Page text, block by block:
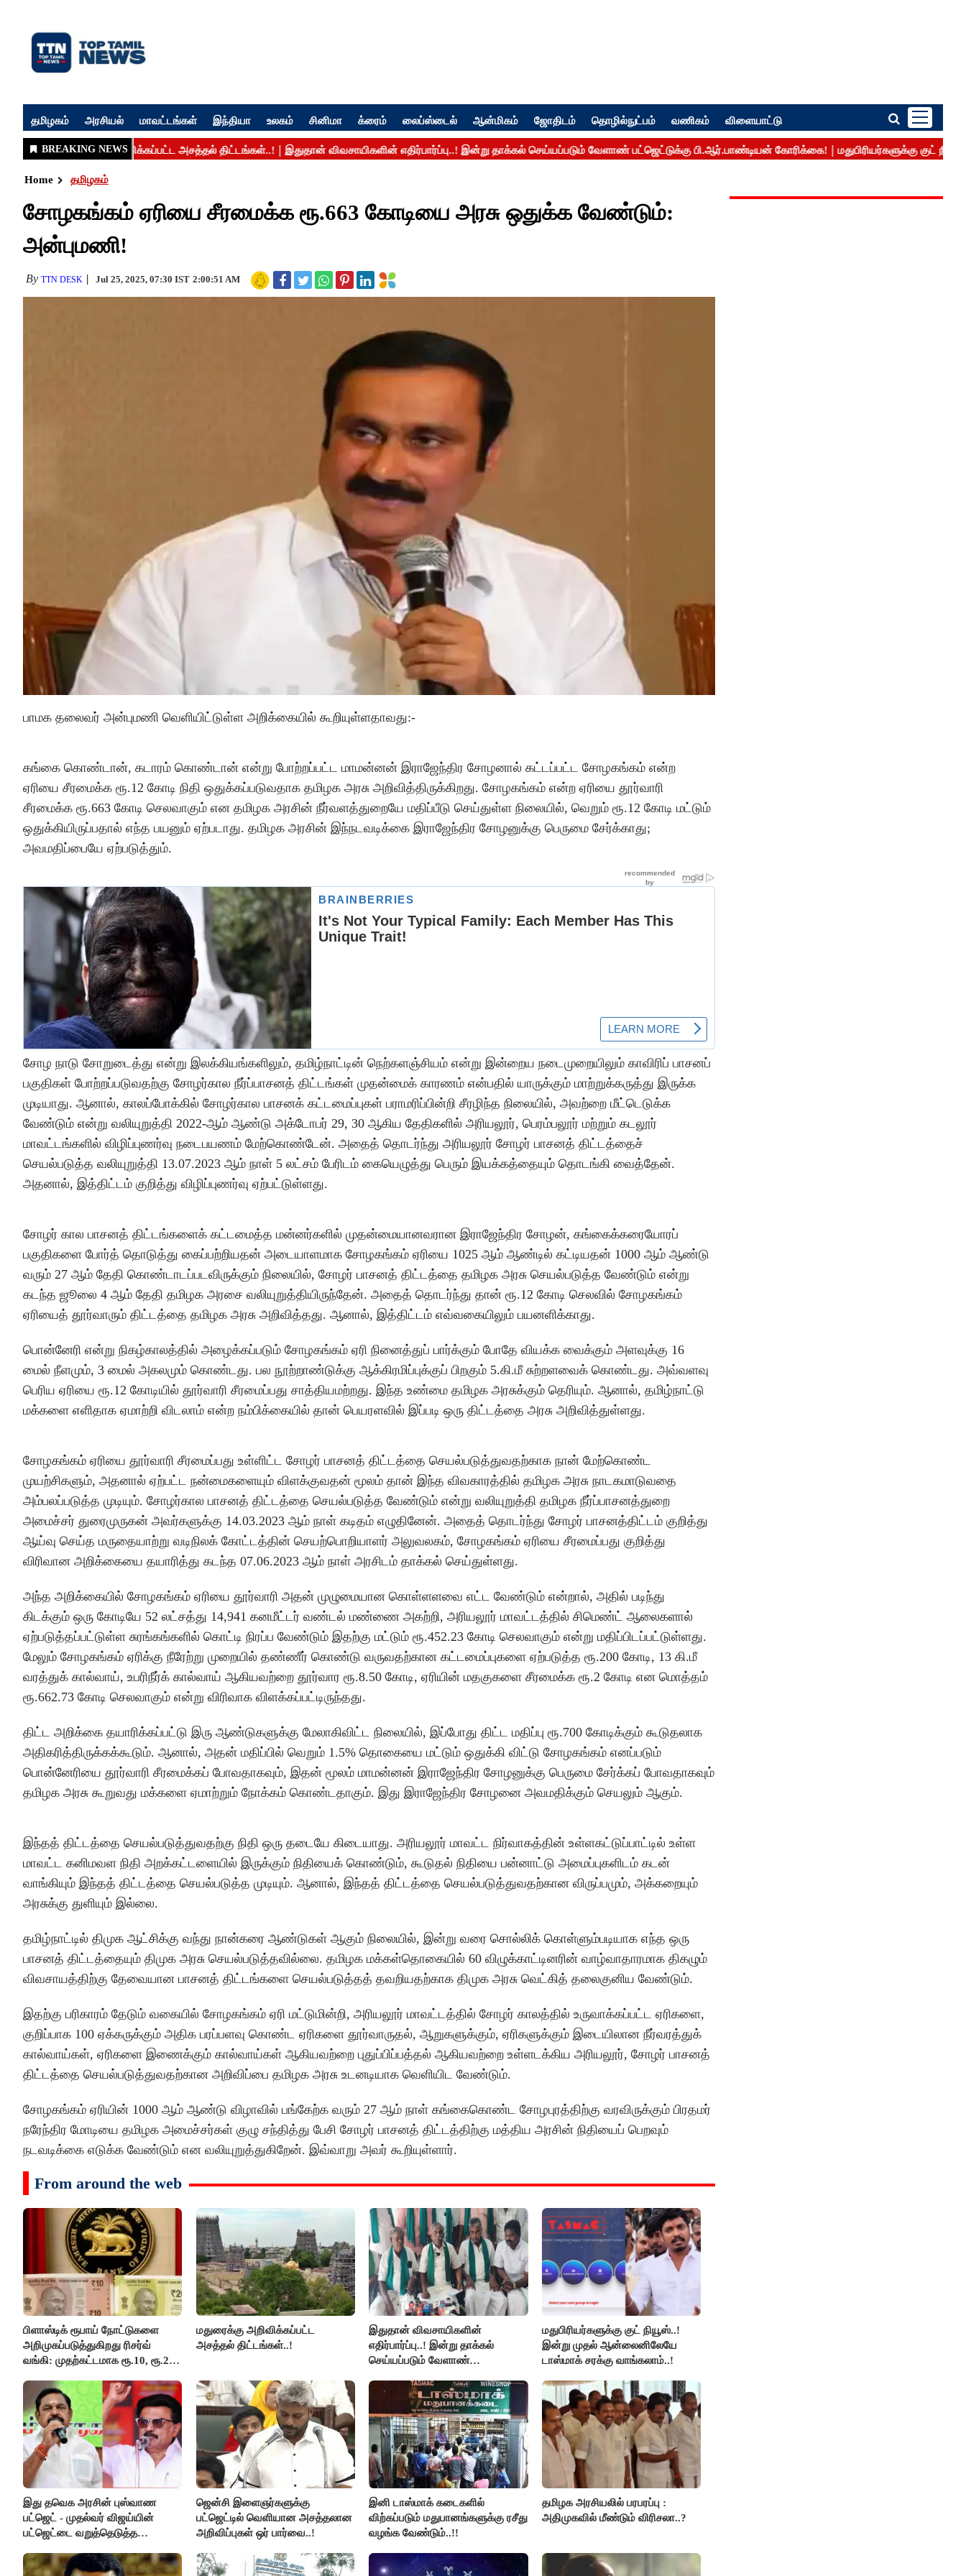
தமிழகம் அரசியல் மாவட்டங்கள் இந்தியா உலகம் சினிமா க்ரைம் லைப்ஸ்டைல் ஆன்மிகம் ஜோதிடம் தொழில்நுட்பம் வணிகம் விளையாட்டு
Home தமிழகம்
சோழகங்கம் ஏரியை சீரமைக்க ரூ.663 கோடியை அரசு ஒதுக்க வேண்டும்:
அன்புமணி!
By TTN DESK Jul 25, 2025, 07:30 IST 2:00:51 AM
பாமக தலைவர் அன்புமணி வெளியிட்டுள்ள அறிக்கையில் கூறியுள்ளதாவது:-
கங்கை கொண்டான், கடாரம் கொண்டான் என்று போற்றப்பட்ட மாமன்னன் இராஜேந்திர சோழனால் கட்டப்பட்ட சோழகங்கம் என்ற
ஏரியை சீரமைக்க ரூ.12 கோடி நிதி ஒதுக்கப்படுவதாக தமிழக அரசு அறிவித்திருக்கிறது. சோழகங்கம் என்ற ஏரியை தூர்வாரி
சீரமைக்க ரூ.663 கோடி செலவாகும் என தமிழக அரசின் நீர்வளத்துறையே மதிப்பீடு செய்துள்ள நிலையில், வெறும் ரூ.12 கோடி மட்டும்
ஒதுக்கியிருப்பதால் எந்த பயனும் ஏற்படாது. தமிழக அரசின் இந்நடவடிக்கை இராஜேந்திர சோழனுக்கு பெருமை சேர்க்காது;
அவமதிப்பையே ஏற்படுத்தும்.
சோழ நாடு சோறுடைத்து என்று இலக்கியங்களிலும், தமிழ்நாட்டின் நெற்களஞ்சியம் என்று இன்றைய நடைமுறையிலும் காவிரிப் பாசனப்
பகுதிகள் போற்றப்படுவதற்கு சோழர்கால நீர்ப்பாசனத் திட்டங்கள் முதன்மைக் காரணம் என்பதில் யாருக்கும் மாற்றுக்கருத்து இருக்க
முடியாது. ஆனால், காலப்போக்கில் சோழர்கால பாசனக் கட்டமைப்புகள் பராமரிப்பின்றி சீரழிந்த நிலையில், அவற்றை மீட்டெடுக்க
வேண்டும் என்று வலியுறுத்தி 2022-ஆம் ஆண்டு அக்டோபர் 29, 30 ஆகிய தேதிகளில் அரியலூர், பெரம்பலூர் மற்றும் கடலூர்
மாவட்டங்களில் விழிப்புணர்வு நடைபயணம் மேற்கொண்டேன். அதைத் தொடர்ந்து அரியலூர் சோழர் பாசனத் திட்டத்தைச்
செயல்படுத்த வலியுறுத்தி 13.07.2023 ஆம் நாள் 5 லட்சம் பேரிடம் கையெழுத்து பெரும் இயக்கத்தையும் தொடங்கி வைத்தேன்.
அதனால், இத்திட்டம் குறித்து விழிப்புணர்வு ஏற்பட்டுள்ளது.
சோழர் கால பாசனத் திட்டங்களைக் கட்டமைத்த மன்னர்களில் முதன்மையானவரான இராஜேந்திர சோழன், கங்கைக்கரையோரப்
பகுதிகளை போர்த் தொடுத்து கைப்பற்றியதன் அடையாளமாக சோழகங்கம் ஏரியை 1025 ஆம் ஆண்டில் கட்டியதன் 1000 ஆம் ஆண்டு
வரும் 27 ஆம் தேதி கொண்டாடப்படவிருக்கும் நிலையில், சோழர் பாசனத் திட்டத்தை தமிழக அரசு செயல்படுத்த வேண்டும் என்று
கடந்த ஜூலை 4 ஆம் தேதி தமிழக அரசை வலியுறுத்தியிருந்தேன். அதைத் தொடர்ந்து தான் ரூ.12 கோடி செலவில் சோழகங்கம்
ஏரியைத் தூர்வாரும் திட்டத்தை தமிழக அரசு அறிவித்தது. ஆனால், இத்திட்டம் எவ்வகையிலும் பயனளிக்காது.
பொன்னேரி என்று நிகழ்காலத்தில் அழைக்கப்படும் சோழகங்கம் ஏரி நினைத்துப் பார்க்கும் போதே வியக்க வைக்கும் அளவுக்கு 16
மைல் நீளமும், 3 மைல் அகலமும் கொண்டது. பல நூற்றாண்டுக்கு ஆக்கிரமிப்புக்குப் பிறகும் 5.கி.மீ சுற்றளவைக் கொண்டது. அவ்வளவு
பெரிய ஏரியை ரூ.12 கோடியில் தூர்வாரி சீரமைப்பது சாத்தியமற்றது. இந்த உண்மை தமிழக அரசுக்கும் தெரியும். ஆனால், தமிழ்நாட்டு
மக்களை எளிதாக ஏமாற்றி விடலாம் என்ற நம்பிக்கையில் தான் பெயரளவில் இப்படி ஒரு திட்டத்தை அரசு அறிவித்துள்ளது.
சோழகங்கம் ஏரியை தூர்வாரி சீரமைப்பது உள்ளிட்ட சோழர் பாசனத் திட்டத்தை செயல்படுத்துவதற்காக நான் மேற்கொண்ட
முயற்சிகளும், அதனால் ஏற்பட்ட நன்மைகளையும் விளக்குவதன் மூலம் தான் இந்த விவகாரத்தில் தமிழக அரசு நாடகமாடுவதை
அம்பலப்படுத்த முடியும். சோழர்கால பாசனத் திட்டத்தை செயல்படுத்த வேண்டும் என்று வலியுறுத்தி தமிழக நீர்ப்பாசனத்துறை
அமைச்சர் துரைமுருகன் அவர்களுக்கு 14.03.2023 ஆம் நாள் கடிதம் எழுதினேன். அதைத் தொடர்ந்து சோழர் பாசனத்திட்டம் குறித்து
ஆய்வு செய்த மருதையாற்று வடிநிலக் கோட்டத்தின் செயற்பொறியாளர் அலுவலகம், சோழகங்கம் ஏரியை சீரமைப்பது குறித்து
விரிவான அறிக்கையை தயாரித்து கடந்த 07.06.2023 ஆம் நாள் அரசிடம் தாக்கல் செய்துள்ளது.
அந்த அறிக்கையில் சோழகங்கம் ஏரியை தூர்வாரி அதன் முழுமையான கொள்ளளவை எட்ட வேண்டும் என்றால், அதில் படிந்து
கிடக்கும் ஒரு கோடியே 52 லட்சத்து 14,941 கனமீட்டர் வண்டல் மண்ணை அகற்றி, அரியலூர் மாவட்டத்தில் சிமெண்ட் ஆலைகளால்
ஏற்படுத்தப்பட்டுள்ள சுரங்கங்களில் கொட்டி நிரப்ப வேண்டும் இதற்கு மட்டும் ரூ.452.23 கோடி செலவாகும் என்று மதிப்பிடப்பட்டுள்ளது.
மேலும் சோழகங்கம் ஏரிக்கு நீரேற்று முறையில் தண்ணீர் கொண்டு வருவதற்கான கட்டமைப்புகளை ஏற்படுத்த ரூ.200 கோடி, 13 கி.மீ
வரத்துக் கால்வாய், உபரிநீர்க் கால்வாய் ஆகியவற்றை தூர்வார ரூ.8.50 கோடி, ஏரியின் மதகுகளை சீரமைக்க ரூ.2 கோடி என மொத்தம்
ரூ.662.73 கோடி செலவாகும் என்று விரிவாக விளக்கப்பட்டிருந்தது.
திட்ட அறிக்கை தயாரிக்கப்பட்டு இரு ஆண்டுகளுக்கு மேலாகிவிட்ட நிலையில், இப்போது திட்ட மதிப்பு ரூ.700 கோடிக்கும் கூடுதலாக
அதிகரித்திருக்கக்கூடும். ஆனால், அதன் மதிப்பில் வெறும் 1.5% தொகையை மட்டும் ஒதுக்கி விட்டு சோழகங்கம் எனப்படும்
பொன்னேரியை தூர்வாரி சீரமைக்கப் போவதாகவும், இதன் மூலம் மாமன்னன் இராஜேந்திர சோழனுக்கு பெருமை சேர்க்கப் போவதாகவும்
தமிழக அரசு கூறுவது மக்களை ஏமாற்றும் நோக்கம் கொண்டதாகும். இது இராஜேந்திர சோழனை அவமதிக்கும் செயலும் ஆகும்.
இந்தத் திட்டத்தை செயல்படுத்துவதற்கு நிதி ஒரு தடையே கிடையாது. அரியலூர் மாவட்ட நிர்வாகத்தின் உள்ளகட்டுப்பாட்டில் உள்ள
மாவட்ட கனிமவள நிதி அறக்கட்டளையில் இருக்கும் நிதியைக் கொண்டும், கூடுதல் நிதியை பன்னாட்டு அமைப்புகளிடம் கடன்
வாங்கியும் இந்தத் திட்டத்தை செயல்படுத்த முடியும். ஆனால், இந்தத் திட்டத்தை செயல்படுத்துவதற்கான விருப்பமும், அக்கறையும்
அரசுக்கு துளியும் இல்லை.
தமிழ்நாட்டில் திமுக ஆட்சிக்கு வந்து நான்கரை ஆண்டுகள் ஆகும் நிலையில், இன்று வரை சொல்லிக் கொள்ளும்படியாக எந்த ஒரு
பாசனத் திட்டத்தையும் திமுக அரசு செயல்படுத்தவில்லை. தமிழக மக்கள்தொகையில் 60 விழுக்காட்டினரின் வாழ்வாதாரமாக திகழும்
விவசாயத்திற்கு தேவையான பாசனத் திட்டங்களை செயல்படுத்தத் தவறியதற்காக திமுக அரசு வெட்கித் தலைகுனிய வேண்டும்.
இதற்கு பரிகாரம் தேடும் வகையில் சோழகங்கம் ஏரி மட்டுமின்றி, அரியலூர் மாவட்டத்தில் சோழர் காலத்தில் உருவாக்கப்பட்ட ஏரிகளை,
குறிப்பாக 100 ஏக்கருக்கும் அதிக பரப்பளவு கொண்ட ஏரிகளை தூர்வாருதல், ஆறுகளுக்கும், ஏரிகளுக்கும் இடையிலான நீர்வரத்துக்
கால்வாய்கள், ஏரிகளை இணைக்கும் கால்வாய்கள் ஆகியவற்றை புதுப்பிப்பத்தல் ஆகியவற்றை உள்ளடக்கிய அரியலூர், சோழர் பாசனத்
திட்டத்தை செயல்படுத்துவதற்கான அறிவிப்பை தமிழக அரசு உடனடியாக வெளியிட வேண்டும்.
சோழகங்கம் ஏரியின் 1000 ஆம் ஆண்டு விழாவில் பங்கேற்க வரும் 27 ஆம் நாள் கங்கைகொண்ட சோழபுரத்திற்கு வரவிருக்கும் பிரதமர்
நரேந்திர மோடியை தமிழக அமைச்சர்கள் குழு சந்தித்து பேசி சோழர் பாசனத் திட்டத்திற்கு மத்திய அரசின் நிதியைப் பெறவும்
நடவடிக்கை எடுக்க வேண்டும் என வலியுறுத்துகிறேன். இவ்வாறு அவர் கூறியுள்ளார்.
From around the web
பிளாஸ்டிக் ரூபாய் நோட்டுகளை
அறிமுகப்படுத்துகிறது ரிசர்வ்
வங்கி: முதற்கட்டமாக ரூ.10, ரூ.20
மதுரைக்கு அறிவிக்கப்பட்ட
அசத்தல் திட்டங்கள்..!
இதுதான் விவசாயிகளின்
எதிர்பார்ப்பு..! இன்று தாக்கல்
செய்யப்படும் வேளாண்
கோரிக்கை!
மதுபிரியர்களுக்கு குட் நியூஸ்..!
இன்று முதல் ஆன்லைனிலேயே
டாஸ்மாக் சரக்கு வாங்கலாம்..!
இது தவெக அரசின் புஸ்வாண
பட்ஜெட் - முதல்வர் விஜய்யின்
பட்ஜெட்டை வறுத்தெடுத்த
ஜென்சி இளைஞர்களுக்கு
பட்ஜெட்டில் வெளியான அசத்தலான
அறிவிப்புகள் ஒர் பார்வை..!
இனி டாஸ்மாக் கடைகளில்
விற்கப்படும் மதுபானங்களுக்கு ரசீது
வழங்க வேண்டும்..!!
தமிழக அரசியலில் பரபரப்பு :
அதிமுகவில் மீண்டும் விரிசலா..?